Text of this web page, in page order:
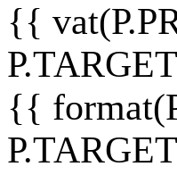
{{
{{